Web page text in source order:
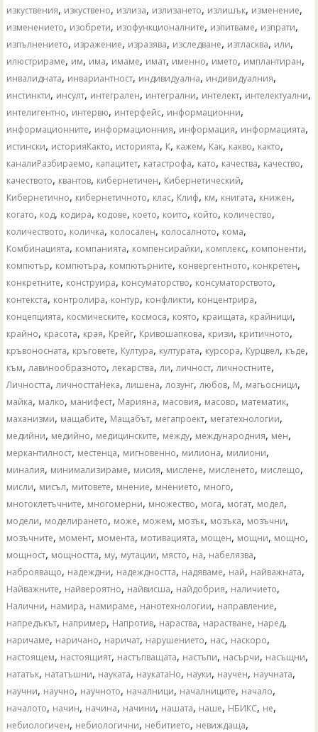
изкуствения, изкуствено, излиза, излизането, излишък, изменение,
изменението, изобрети, изофункционалните, изпитваме, изпрати,
изпълнението, изражение, изразява, изследване, изтласква, или,
илюстрираме, им, има, имаме, имат, именно, името, имплантиран,
инвалидната, инвариантност, индивидуална, индивидуалния,
инстинкти, инсулт, интегрален, интегрални, интелект, интелектуални,
интелигентно, интервю, интерфейс, информационни,
информационните, информационния, информация, информацията,
истински, историяКакто, историята, К, кажем, Как, какво, както,
каналиРазбираемо, капацитет, катастрофа, като, качества, качество,
качеството, квантов, кибернетичен, Кибернетический,
Кибернетично, кибернетичното, клас, Клиф, км, книгата, книжен,
когато, код, кодира, кодове, което, които, който, количество,
количеството, количка, колосален, колосалното, кома,
Комбинацията, компанията, компенсирайки, комплекс, компоненти,
компютър, компютъра, компютърните, конвергентното, конкретен,
конкретните, конструира, консуматорство, консуматорството,
контекста, контролира, контур, конфликти, концентрира,
концепцията, космическите, космоса, която, краищата, крайници,
крайно, красота, края, Крейг, Кривошапкова, кризи, критичното,
кръвоносната, кръговете, Култура, културата, курсора, Курцвел, къде,
към, лавинообразното, лекарства, ли, личност, личностните,
Личността, личносттаНека, лишена, лозунг, любов, М, магьосници,
майка, малко, манифест, Марияна, масовия, масово, математик,
маханизми, мащабите, Мащабът, мегапроект, мегатехнологии,
медийни, медийно, медицинските, между, международния, мен,
меркантилност, местенца, мигновенно, милиона, милиони,
миналия, минимализираме, мисия, мислене, мисленето, мислещо,
мисли, мисъл, митовете, мнение, мнението, много,
многоклетъчните, многомерни, множество, мога, могат, модел,
модели, моделирането, може, можем, мозък, мозъка, мозъчни,
мозъчните, момент, момента, мотивацията, мощен, мощни, мощно,
мощност, мощността, му, мутации, място, на, набелязва,
наброяващо, надеждни, надеждността, надяваме, най, найважната,
Найважните, найвероятно, найвисша, найдобрия, наличието,
Налични, намира, намираме, нанотехнологии, направление,
напредъкът, например, Напротив, нараства, нарастване, наред,
наричаме, наричано, наричат, нарушението, нас, наскоро,
настоящем, настоящият, настъпващата, настъпи, насърчи, насъщни,
нататък, нататъшни, науката, наукатаНо, науки, научен, научната,
научни, научно, научното, началници, началниците, начало,
началото, начин, начина, начини, нашата, наше, НБИКС, не,
небиологичен, небиологични, небитието, невиждаща,